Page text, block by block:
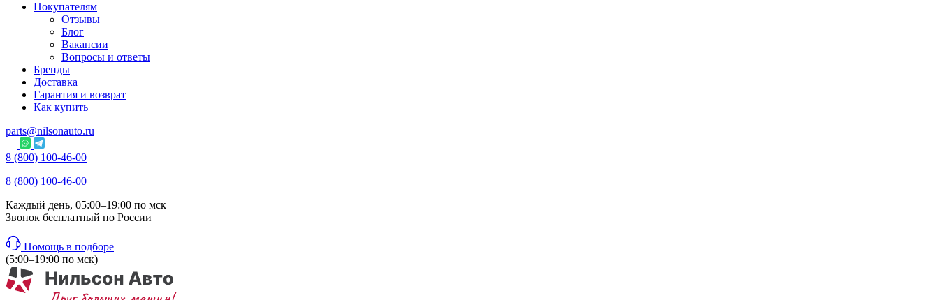
Покупателям
Отзывы
Блог
Вакансии
Вопросы и ответы
Бренды
Доставка
Гарантия и возврат
Как купить
parts@nilsonauto.ru
8 (800) 100-46-00
8 (800) 100-46-00
Каждый день, 05:00–19:00 по мск
Звонок бесплатный по России
Помощь в подборе
(5:00–19:00 по мск)